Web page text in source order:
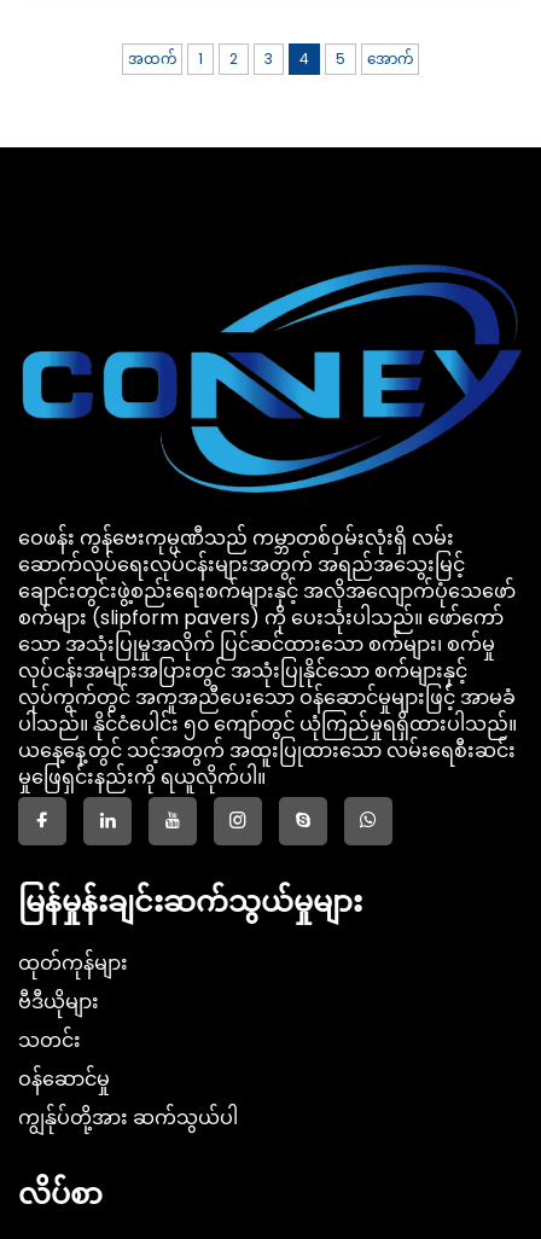
ပြီး မြောင်း၏ အတိုင်းအတာကို နီးစပ်စွာ...
အထက် 1 2 3 4 5 အောက်
ဝေဖန်း ကွန်ဗေးကုမ္ပဏီသည် ကမ္ဘာတစ်ဝှမ်းလုံးရှိ လမ်း
ဆောက်လုပ်ရေးလုပ်ငန်းများအတွက် အရည်အသွေးမြင့်
ချောင်းတွင်းဖွဲ့စည်းရေးစက်များနှင့် အလိုအလျောက်ပုံသေဖော်
စက်များ (slipform pavers) ကို ပေးသုံးပါသည်။ ဖော်ကော်
သော အသုံးပြုမှုအလိုက် ပြင်ဆင်ထားသော စက်များ၊ စက်မှု
လုပ်ငန်းအများအပြားတွင် အသုံးပြုနိုင်သော စက်များနှင့်
လုပ်ကွက်တွင် အကူအညီပေးသော ဝန်ဆောင်မှုများဖြင့် အာမခံ
ပါသည်။ နိုင်ငံပေါင်း ၅၀ ကျော်တွင် ယုံကြည်မှုရရှိထားပါသည်။
ယနေ့နေ့တွင် သင့်အတွက် အထူးပြုထားသော လမ်းရေစီးဆင်း
မှုဖြေရှင်းနည်းကို ရယူလိုက်ပါ။
မြန်မှုန်းချင်းဆက်သွယ်မှုများ
ထုတ်ကုန်များ
ဗီဒီယိုများ
သတင်း
ဝန်ဆောင်မှု
ကျွန်ုပ်တို့အား ဆက်သွယ်ပါ
လိပ်စာ